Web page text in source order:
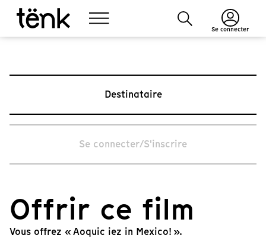
Se connecter
Destinataire
Se connecter/S'inscrire
Offrir ce film
Vous offrez « Aoquic iez in Mexico! ».